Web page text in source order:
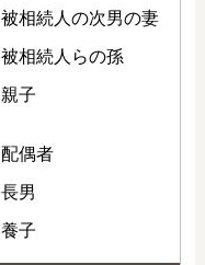
被相続人の次男の妻
被相続人らの孫
親子
配偶者
長男
養子